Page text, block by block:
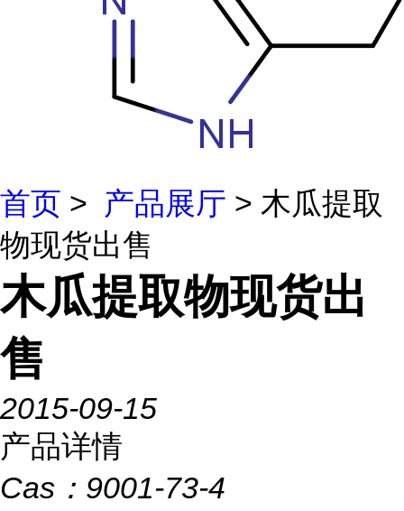
首页 > 产品展厅 > 木瓜提取
物现货出售
木瓜提取物现货出
售
2015-09-15
产品详情
Cas： 9001-73-4